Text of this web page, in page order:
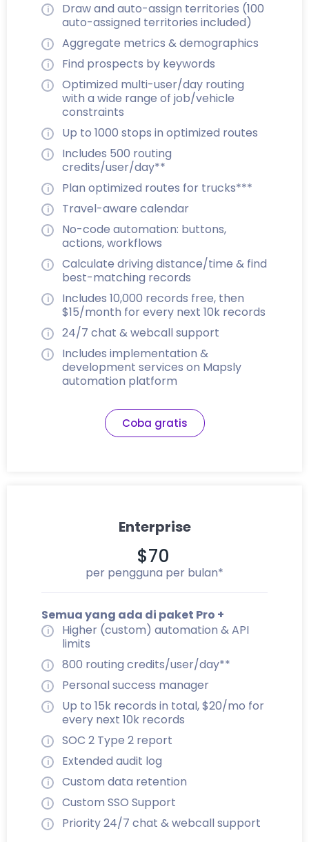
Draw and auto-assign territories (100
auto-assigned territories included)
Aggregate metrics & demographics
Find prospects by keywords
Optimized multi-user/day routing
with a wide range of job/vehicle
constraints
Up to 1000 stops in optimized routes
Includes 500 routing
credits/user/day**
Plan optimized routes for trucks***
Travel-aware calendar
No-code automation: buttons,
actions, workflows
Calculate driving distance/time & find
best-matching records
Includes 10,000 records free, then
$15/month for every next 10k records
24/7 chat & webcall support
Includes implementation &
development services on Mapsly
automation platform
Coba gratis
Enterprise
$70
per pengguna per bulan*
Semua yang ada di paket Pro +
Higher (custom) automation & API
limits
800 routing credits/user/day**
Personal success manager
Up to 15k records in total, $20/mo for
every next 10k records
SOC 2 Type 2 report
Extended audit log
Custom data retention
Custom SSO Support
Priority 24/7 chat & webcall support